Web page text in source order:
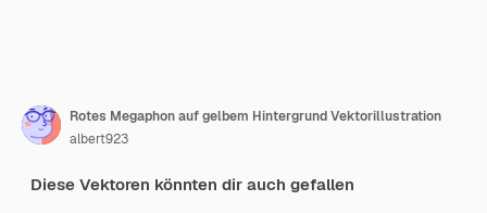
Rotes Megaphon auf gelbem Hintergrund Vektorillustration
albert923
Diese Vektoren könnten dir auch gefallen